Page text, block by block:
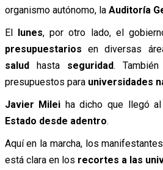
organismo autónomo, la Auditoría
El lunes, por otro lado, el
presupuestarios en diversas
saludhasta seguridad.
presupuestos para universidades
Javier Milei ha dicho que llegó
Estado desde adentro.
Aquí en la marcha, los
está clara en los recortes a las